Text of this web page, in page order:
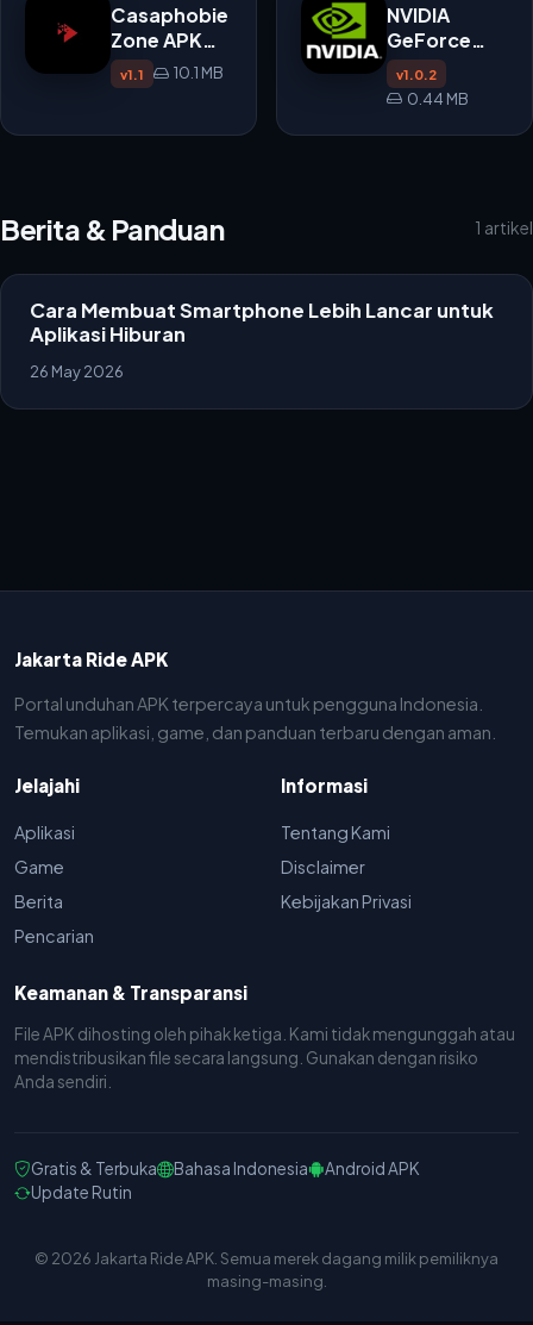
Casaphobie
Zone APK
v1.1
v1.1 10.1 MB
NVIDIA
GeForce
NOW APK
v1.0.2
0.44 MB
Berita & Panduan 1 artikel
Cara Membuat Smartphone Lebih Lancar untuk
Aplikasi Hiburan
26 May 2026
Jakarta Ride APK
Portal unduhan APK terpercaya untuk pengguna Indonesia.
Temukan aplikasi, game, dan panduan terbaru dengan aman.
Jelajahi
Aplikasi
Game
Berita
Pencarian
Informasi
Tentang Kami
Disclaimer
Kebijakan Privasi
Keamanan & Transparansi
File APK dihosting oleh pihak ketiga. Kami tidak mengunggah atau
mendistribusikan file secara langsung. Gunakan dengan risiko
Anda sendiri.
Gratis & Terbuka Bahasa Indonesia
Android APK
Update Rutin
© 2026 Jakarta Ride APK. Semua merek dagang milik pemiliknya
masing-masing.